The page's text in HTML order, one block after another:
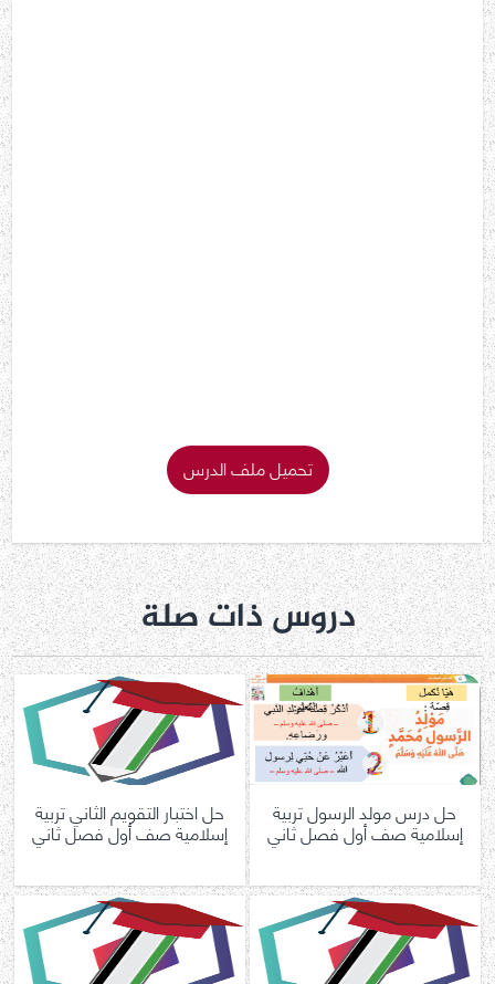
تحميل ملف الدرس
دروس ذات صلة
حل درس مولد الرسول تربية
إسلامية صف أول فصل ثاني
حل اختبار التقويم الثاني تربية
إسلامية صف أول فصل ثاني